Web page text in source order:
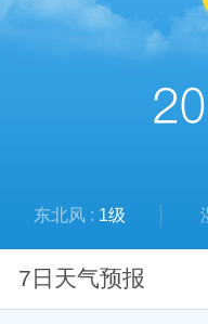
东北风 : 1级
7日天气预报